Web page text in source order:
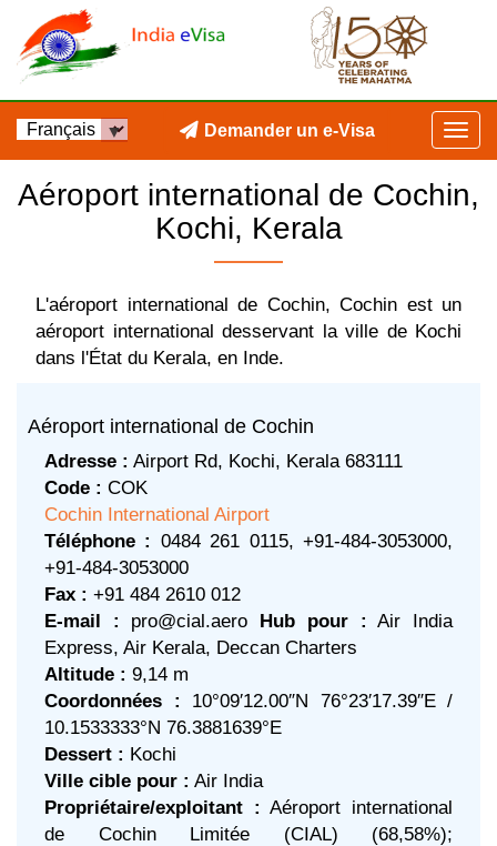
Demander un e-Visa
Aéroport international de Cochin,
Kochi, Kerala
L'aéroport international de Cochin, Cochin est un
aéroport international desservant la ville de Kochi
dans l'État du Kerala, en Inde.
Aéroport international de Cochin
Adresse : Airport Rd, Kochi, Kerala 683111
Code : COK
Cochin International Airport
Téléphone : 0484 261 0115, +91-484-3053000,
+91-484-3053000
Fax : +91 484 2610 012
E-mail :
pro@cial.aero Hub pour : Air India
Express, Air Kerala, Deccan Charters
Altitude : 9,14 m
Coordonnées : 10°09′12.00″N 76°23′17.39″E /
10.1533333°N 76.3881639°E
Dessert : Kochi
Ville cible pour : Air India
Propriétaire/exploitant : Aéroport international
de Cochin Limitée (CIAL) (68,58%);